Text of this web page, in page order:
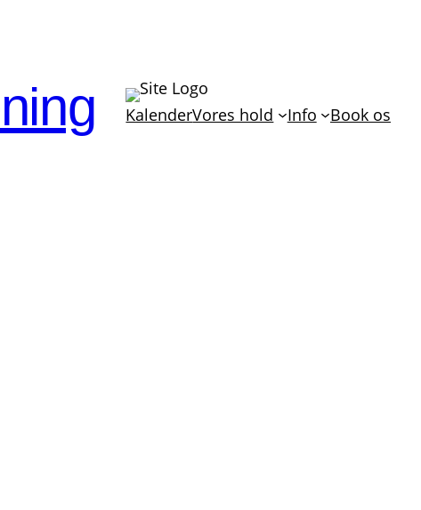
KalenderVores hold Info Book os